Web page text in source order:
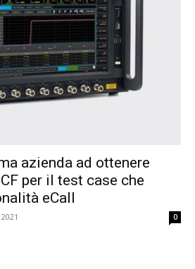
azienda ad ottenere
per il test case che
eCall
0